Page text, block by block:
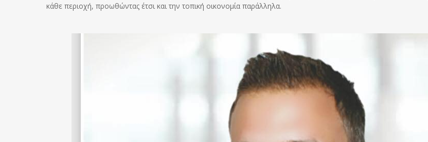
κάθε περιοχή, προωθώντας έτσι και την τοπική οικονομία παράλληλα.